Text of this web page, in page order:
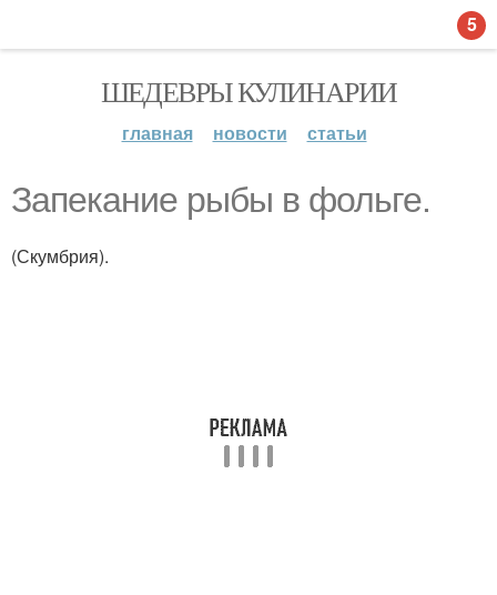
ШЕДЕВРЫ КУЛИНАРИИ
главная новости статьи
Запекание рыбы в фольге.
(Скумбрия).
5